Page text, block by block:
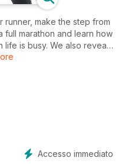
runner, make the step from
full marathon and learn how
life is busy. We also reveal
in our nutrition section,
latest high vis fashions
Accesso immediato